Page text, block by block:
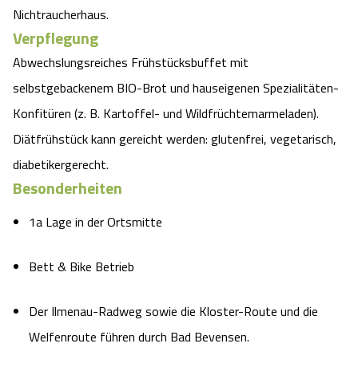
Nichtraucherhaus.
Verpflegung
Abwechslungsreiches Frühstücksbuffet mit
selbstgebackenem BIO-Brot und hauseigenen Spezialitäten-
Konfitüren (z. B. Kartoffel- und Wildfrüchtemarmeladen).
Diätfrühstück kann gereicht werden: glutenfrei, vegetarisch,
diabetikergerecht.
Besonderheiten
1a Lage in der Ortsmitte
Bett & Bike Betrieb
Der Ilmenau-Radweg sowie die Kloster-Route und die
Welfenroute führen durch Bad Bevensen.